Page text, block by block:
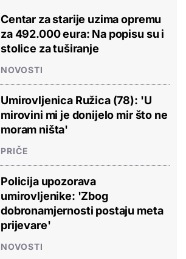
Centar za starije uzima opremu
za 492.000 eura: Na popisu su i
stolice za tuširanje
NOVOSTI
Umirovljenica Ružica (78): 'U
mirovini mi je donijelo mir što ne
moram ništa'
PRIČE
Policija upozorava
umirovljenike: 'Zbog
dobronamjernosti postaju meta
prijevare'
NOVOSTI